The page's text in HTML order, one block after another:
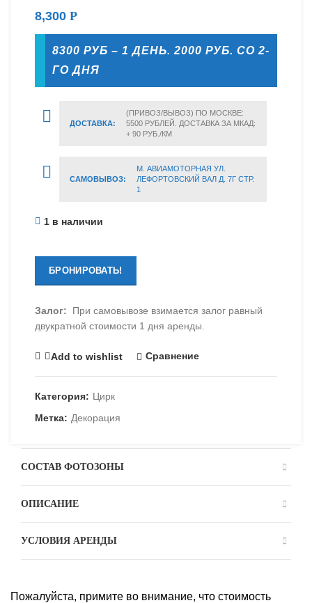
8,300 Р
8300 РУБ – 1 ДЕНЬ. 2000 РУБ. СО 2-
ГО ДНЯ
ДОСТАВКА:
(ПРИВОЗ/ВЫВОЗ) ПО МОСКВЕ:
5500 РУБЛЕЙ. ДОСТАВКА ЗА МКАД:
+ 90 РУБ./КМ
САМОВЫВОЗ:
М. АВИАМОТОРНАЯ УЛ.
ЛЕФОРТОВСКИЙ ВАЛ Д. 7Г СТР.
1
1 в наличии
БРОНИРОВАТЬ!
Залог: При самовывозе взимается залог равный
двукратной стоимости 1 дня аренды.
Add to wishlist Сравнение
Категория: Цирк
Метка: Декорация
СОСТАВ ФОТОЗОНЫ
ОПИСАНИЕ
УСЛОВИЯ АРЕНДЫ
Пожалуйста, примите во внимание, что стоимость